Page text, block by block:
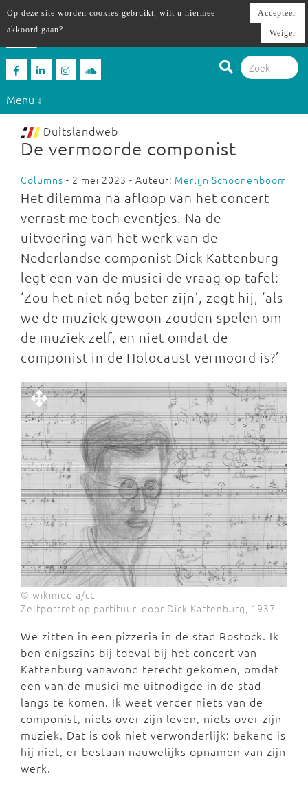
Menu ↓
Duitslandweb
De vermoorde componist
Columns - 2 mei 2023 - Auteur: Merlijn Schoonenboom
Het dilemma na afloop van het concert
verrast me toch eventjes. Na de
uitvoering van het werk van de
Nederlandse componist Dick Kattenburg
legt een van de musici de vraag op tafel:
‘Zou het niet nóg beter zijn’, zegt hij, ‘als
we de muziek gewoon zouden spelen om
de muziek zelf, en niet omdat de
componist in de Holocaust vermoord is?’
© wikimedia/cc
Zelfportret op partituur, door Dick Kattenburg, 1937
We zitten in een pizzeria in de stad Rostock. Ik
ben enigszins bij toeval bij het concert van
Kattenburg vanavond terecht gekomen, omdat
een van de musici me uitnodigde in de stad
langs te komen. Ik weet verder niets van de
componist, niets over zijn leven, niets over zijn
muziek. Dat is ook niet verwonderlijk: bekend is
hij niet, er bestaan nauwelijks opnamen van zijn
werk.
Op deze site worden cookies gebruikt, wilt u hiermee
akkoord gaan?
Accepteer
Weiger